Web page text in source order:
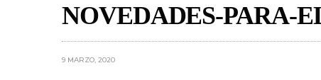
NOVEDADES-PARA-
9 MARZO, 2020